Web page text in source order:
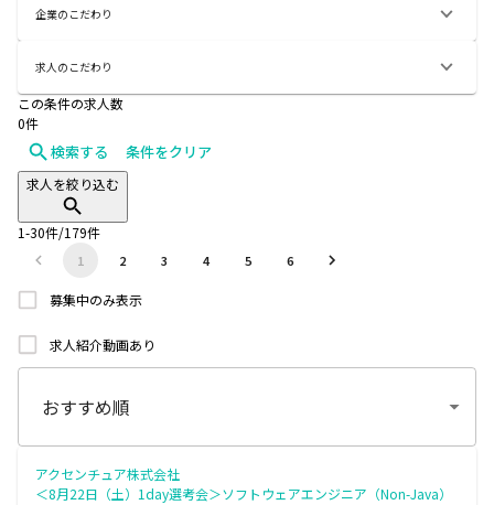
企業のこだわり
求人のこだわり
この条件の求人数
0件
検索する 条件をクリア
求人を絞り込む
1-30件/179件
1 2 3 4 5 6
募集中のみ表示
求人紹介動画あり
アクセンチュア株式会社
＜8月22日（土）1day選考会＞ソフトウェアエンジニア（Non-Java）